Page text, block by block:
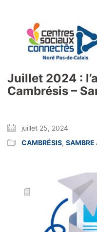
Juillet 2024 :
Cambrésis –
juillet 25, 2024
CAMBRÉSIS, SAMBRE